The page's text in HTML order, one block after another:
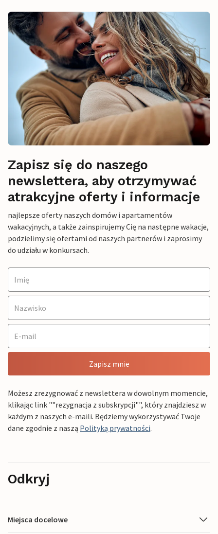
Zapisz się do naszego
newslettera, aby otrzymywać
atrakcyjne oferty i informacje
najlepsze oferty naszych domów i apartamentów
wakacyjnych, a także zainspirujemy Cię na następne wakacje,
podzielimy się ofertami od naszych partnerów i zaprosimy
do udziału w konkursach.
Zapisz mnie
Możesz zrezygnować z newslettera w dowolnym momencie,
klikając link ""rezygnacja z subskrypcji"", który znajdziesz w
każdym z naszych e-maili. Będziemy wykorzystywać Twoje
dane zgodnie z naszą Polityką prywatności.
Odkryj
Miejsca docelowe